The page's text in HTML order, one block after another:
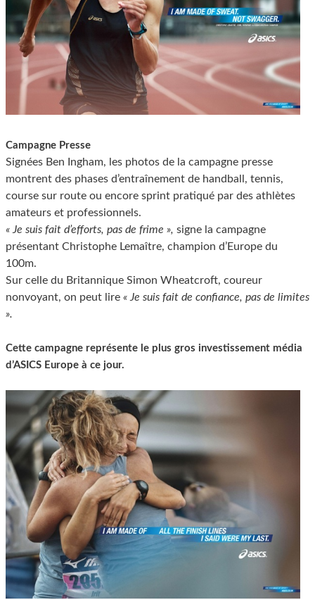
Campagne Presse
Signées Ben Ingham, les photos de la campagne presse
montrent des phases d’entraînement de handball, tennis,
course sur route ou encore sprint pratiqué par des athlètes
amateurs et professionnels.
« Je suis fait d’efforts, pas de frime », signe la campagne
présentant Christophe Lemaître, champion d’Europe du
100m.
Sur celle du Britannique Simon Wheatcroft, coureur
nonvoyant, on peut lire « Je suis fait de confiance, pas de limites
».
Cette campagne représente le plus gros investissement média
d’ASICS Europe à ce jour.